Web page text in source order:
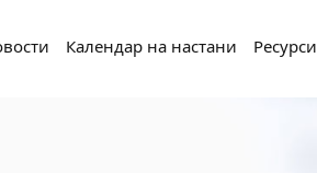
Календар на настани Ресурси